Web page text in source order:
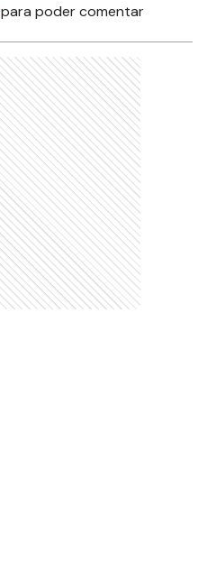
para poder comentar